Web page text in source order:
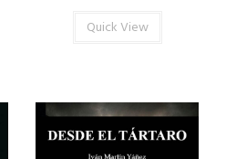
Quick View